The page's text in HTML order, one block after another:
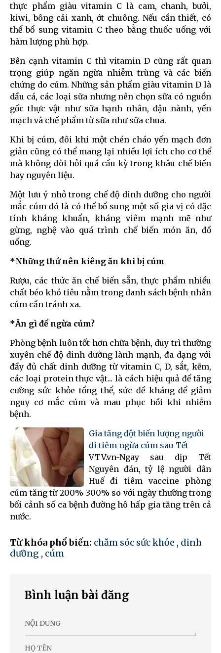
thực phẩm giàu vitamin C là cam, chanh, bưởi,
kiwi, bông cải xanh, ớt chuông. Nếu cần thiết, có
thể bổ sung vitamin C theo bằng thuốc uống với
hàm lượng phù hợp.
Bên cạnh vitamin C thì vitamin D cũng rất quan
trọng giúp ngăn ngừa nhiễm trùng và các biến
chứng do cúm. Những sản phẩm giàu vitamin D là
dầu cá, các loại sữa nhưng nên chọn sữa có nguồn
gốc thực vật như sữa hạnh nhân, đậu nành, yến
mạch và chế phẩm từ sữa như sữa chua.
Khi bị cúm, đôi khi một chén cháo yến mạch đơn
giản cũng có thể mang lại nhiều lợi ích cho cơ thể
mà không đòi hỏi quá cầu kỳ trong khâu chế biến
hay nguyên liệu.
Một lưu ý nhỏ trong chế độ dinh dưỡng cho người
mắc cúm đó là có thể bổ sung một số gia vị có đặc
tính kháng khuẩn, kháng viêm mạnh mẽ như
gừng, nghệ vào quá trình chế biến món ăn, đồ
uống.
*Những thứ nên kiêng ăn khi bị cúm
Rượu, các thức ăn chế biến sẵn, thực phẩm nhiều
chất béo khó tiêu nằm trong danh sách bệnh nhân
cúm cần tránh xa.
*Ăn gì để ngừa cúm?
Phòng bệnh luôn tốt hơn chữa bệnh, duy trì thường
xuyên chế độ dinh dưỡng lành mạnh, đa dạng với
đầy đủ chất dinh dưỡng từ vitamin C, D, sắt, kẽm,
các loại protein thực vật... là cách hiệu quả để tăng
cường sức khỏe tổng thể, sức đề kháng để giảm
nguy cơ mắc cúm và mau phục hồi khi nhiễm
bệnh.
Gia tăng đột biến lượng người
đi tiêm ngừa cúm sau Tết
VTV.vn-Ngay sau dịp Tết
Nguyên đán, tỷ lệ người dân
Huế đi tiêm vaccine phòng
cúm tăng từ 200%-300% so với ngày thường trong
bối cảnh số ca bệnh đường hô hấp gia tăng trên cả
nước.
Từ khóa phổ biến: chăm sóc sức khỏe , dinh
dưỡng , cúm
Bình luận bài đăng